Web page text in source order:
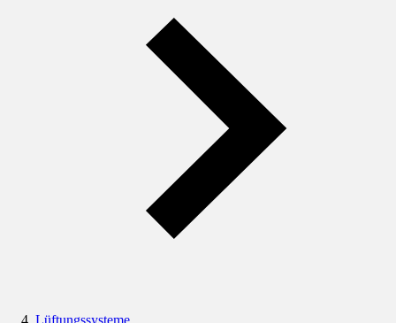
Lüftungssysteme